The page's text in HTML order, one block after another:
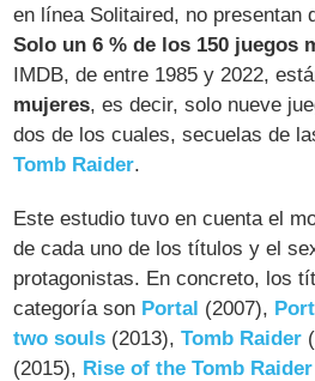
en línea Solitaired, no presentan
Solo un 6 % de los 150 juegos
IMDB, de entre 1985 y 2022,
mujeres, es decir, solo nueve
dos de los cuales, secuelas de
Tomb Raider.
Este estudio tuvo en cuenta el
de cada uno de los títulos y el
protagonistas. En concreto, los
categoría son Portal (2007),
two souls (2013),Tomb Raider
(2015), Rise of the Tomb Raider